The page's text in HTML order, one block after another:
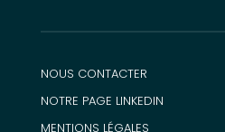
NOUS CONTACTER
NOTRE PAGE LINKEDIN
MENTIONS LÉGALES